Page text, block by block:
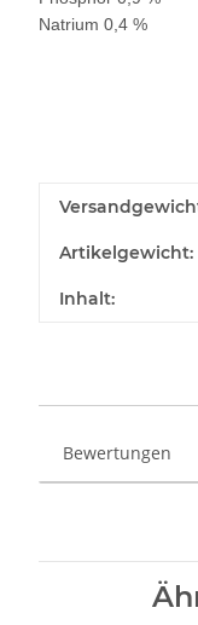
Natrium 0,4 %
Artikelgewicht:
Inhalt:
Bewertungen